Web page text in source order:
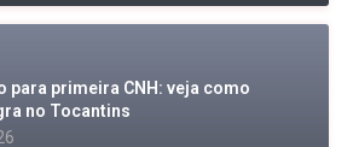
para primeira CNH: veja como
no Tocantins